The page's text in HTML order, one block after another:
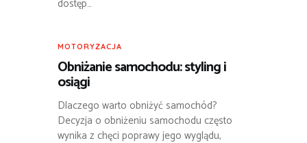
dostęp…
MOTORYZACJA
Obniżanie samochodu: styling i
osiągi
Dlaczego warto obniżyć samochód?
Decyzja o obniżeniu samochodu często
wynika z chęci poprawy jego wyglądu,